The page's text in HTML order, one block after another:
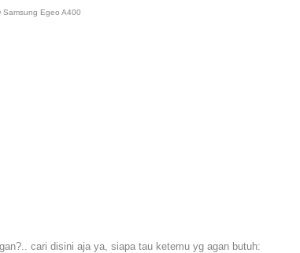
Samsung Egeo A400
cari disini aja ya, siapa tau ketemu yg agan butuh: